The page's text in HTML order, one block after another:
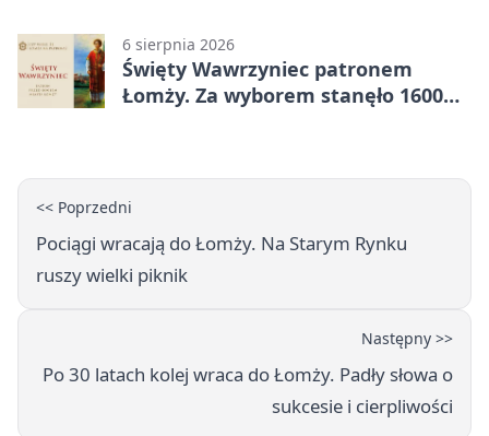
6 sierpnia 2026
Święty Wawrzyniec patronem
Łomży. Za wyborem stanęło 1600
<< Poprzedni
Pociągi wracają do Łomży. Na Starym Rynku
ruszy wielki piknik
Następny >>
Po 30 latach kolej wraca do Łomży. Padły słowa o
sukcesie i cierpliwości